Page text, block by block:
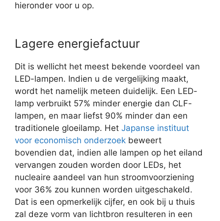
hieronder voor u op.
Lagere energiefactuur
Dit is wellicht het meest bekende voordeel van
LED-lampen. Indien u de vergelijking maakt,
wordt het namelijk meteen duidelijk. Een LED-
lamp verbruikt 57% minder energie dan CLF-
lampen, en maar liefst 90% minder dan een
traditionele gloeilamp. Het Japanse instituut
voor economisch onderzoek beweert
bovendien dat, indien alle lampen op het eiland
vervangen zouden worden door LEDs, het
nucleaire aandeel van hun stroomvoorziening
voor 36% zou kunnen worden uitgeschakeld.
Dat is een opmerkelijk cijfer, en ook bij u thuis
zal deze vorm van lichtbron resulteren in een